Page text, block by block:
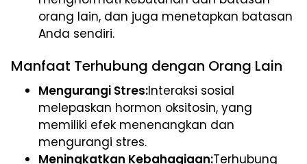
orang lain, dan juga menetapkan batasan
Anda sendiri.
Manfaat Terhubung dengan Orang Lain
Mengurangi Stres:Interaksi sosial
melepaskan hormon oksitosin, yang
memiliki efek menenangkan dan
mengurangi stres.
Meningkatkan Kebahagiaan:Terhubung